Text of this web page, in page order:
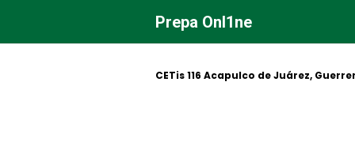
contenido
Prepa Onl1ne
CETis 116 Acapulco de Juárez,